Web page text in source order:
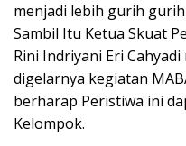
menjadi lebih gurih
Sambil Itu Ketua Skuat
Rini Indriyani Eri
digelarnya kegiatan
berharap Peristiwa ini
Kelompok.